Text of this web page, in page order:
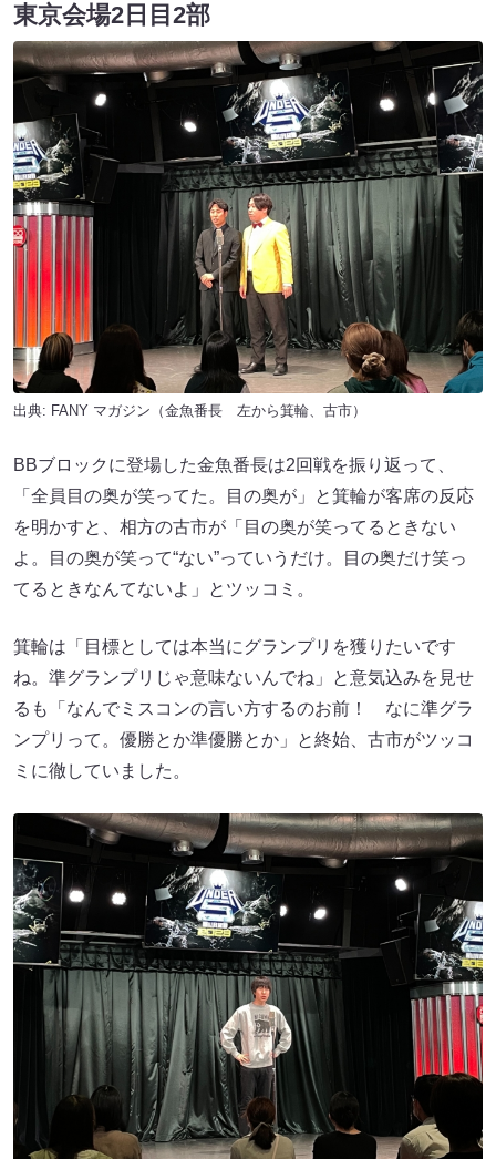
東京会場2日目2部
出典: FANY マガジン （金魚番長 左から箕輪、古市）
BBブロックに登場した金魚番長は2回戦を振り返って、
「全員目の奥が笑ってた。目の奥が」と箕輪が客席の反応
を明かすと、相方の古市が「目の奥が笑ってるときない
よ。目の奥が笑って“ない”っていうだけ。目の奥だけ笑っ
てるときなんてないよ」とツッコミ。
箕輪は「目標としては本当にグランプリを獲りたいです
ね。準グランプリじゃ意味ないんでね」と意気込みを見せ
るも「なんでミスコンの言い方するのお前！ なに準グラ
ンプリって。優勝とか準優勝とか」と終始、古市がツッコ
ミに徹していました。